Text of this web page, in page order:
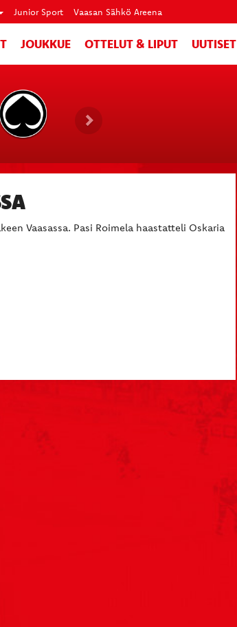
Junior Sport Vaasan Sähkö Areena
JOUKKUE OTTELUT & LIPUT UUTISET
Vaasassa. Pasi Roimela haastatteli Oskaria